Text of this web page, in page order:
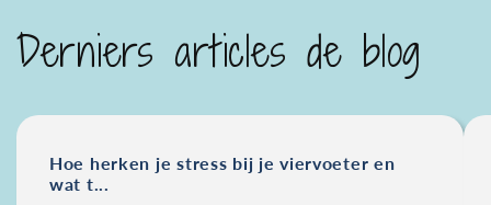
Derniers articles de blog
Hoe herken je stress bij je viervoeter en
wat t...